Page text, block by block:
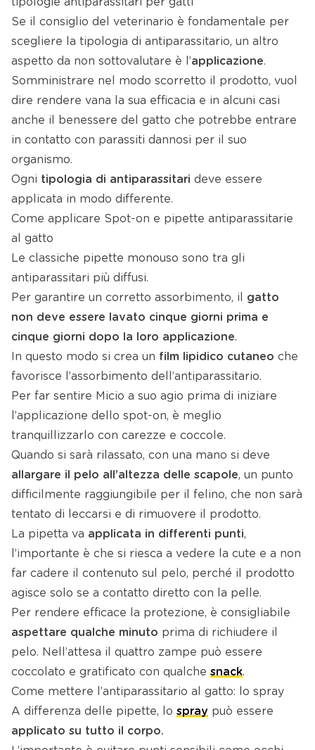
Se il consiglio del veterinario è fondamentale per
scegliere la tipologia di antiparassitario, un altro
aspetto da non sottovalutare è l’applicazione.
Somministrare nel modo scorretto il prodotto, vuol
dire rendere vana la sua efficacia e in alcuni casi
anche il benessere del gatto che potrebbe entrare
in contatto con parassiti dannosi per il suo
organismo.
Ogni tipologia di antiparassitari deve essere
applicata in modo differente.
Come applicare Spot-on e pipette antiparassitarie
al gatto
Le classiche pipette monouso sono tra gli
antiparassitari più diffusi.
Per garantire un corretto assorbimento, il gatto
non deve essere lavato cinque giorni prima e
cinque giorni dopo la loro applicazione.
In questo modo si crea un film lipidico cutaneo che
favorisce l’assorbimento dell’antiparassitario.
Per far sentire Micio a suo agio prima di iniziare
l’applicazione dello spot-on, è meglio
tranquillizzarlo con carezze e coccole.
Quando si sarà rilassato, con una mano si deve
allargare il pelo all’altezza delle scapole, un punto
difficilmente raggiungibile per il felino, che non sarà
tentato di leccarsi e di rimuovere il prodotto.
La pipetta va applicata in differenti punti,
l’importante è che si riesca a vedere la cute e a non
far cadere il contenuto sul pelo, perché il prodotto
agisce solo se a contatto diretto con la pelle.
Per rendere efficace la protezione, è consigliabile
aspettare qualche minuto prima di richiudere il
pelo. Nell’attesa il quattro zampe può essere
coccolato e gratificato con qualche snack.
Come mettere l’antiparassitario al gatto: lo spray
A differenza delle pipette, lo spray può essere
applicato su tutto il corpo.